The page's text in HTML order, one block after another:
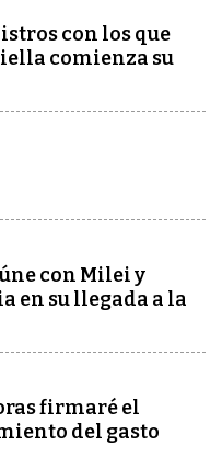
con los que
comienza su
con Milei y
en su llegada a la
firmaré el
del gasto